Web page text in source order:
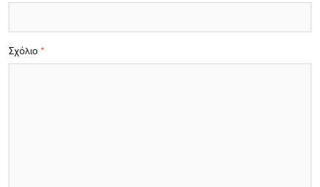
Σχόλιο *